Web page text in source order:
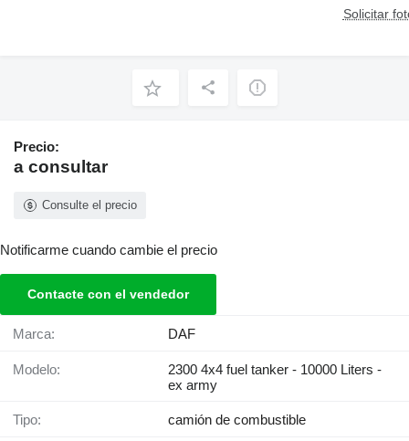
Solicitar
Precio:
a consultar
Consulte el precio
Notificarme cuando cambie el precio
Contacte con el vendedor
Marca: DAF
Modelo:
2300 4x4 fuel tanker - 10000 Liters -
ex army
Tipo: camión de combustible